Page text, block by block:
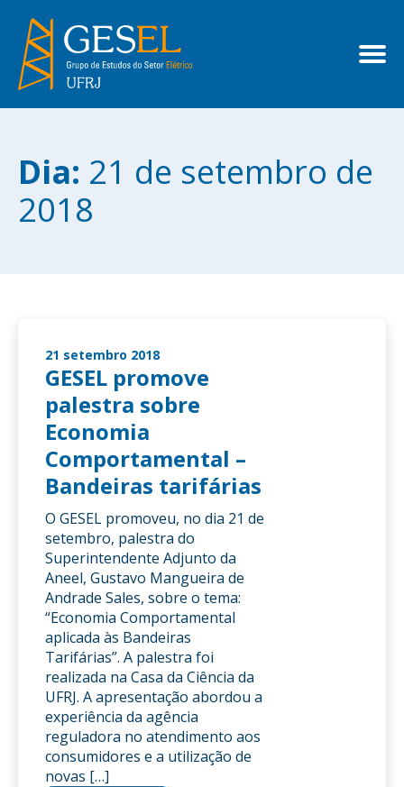
Dia: 21 de setembro de
2018
21 setembro 2018
GESEL promove
palestra sobre
Economia
Comportamental –
Bandeiras tarifárias
O GESEL promoveu, no dia 21 de
setembro, palestra do
Superintendente Adjunto da
Aneel, Gustavo Mangueira de
Andrade Sales, sobre o tema:
“Economia Comportamental
aplicada às Bandeiras
Tarifárias”. A palestra foi
realizada na Casa da Ciência da
UFRJ. A apresentação abordou a
experiência da agência
reguladora no atendimento aos
consumidores e a utilização de
novas […]